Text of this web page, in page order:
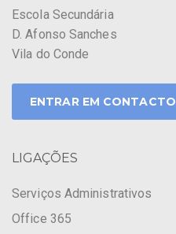
Escola Secundária
D. Afonso Sanches
Vila do Conde
ENTRAR EM CONTACTO
LIGAÇÕES
Serviços Administrativos
Office 365